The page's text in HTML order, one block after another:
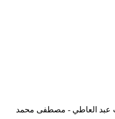
عبد العاطي - مصطفى محمد